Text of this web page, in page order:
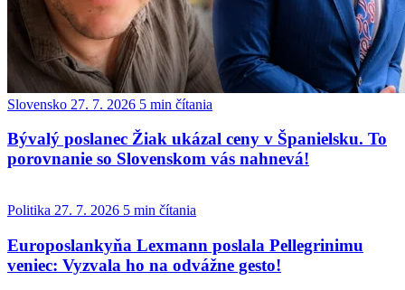
Slovensko 27. 7. 2026 5 min čítania
Bývalý poslanec Žiak ukázal ceny v Španielsku. To
porovnanie so Slovenskom vás nahnevá!
Politika 27. 7. 2026 5 min čítania
Europoslankyňa Lexmann poslala Pellegrinimu
veniec: Vyzvala ho na odvážne gesto!